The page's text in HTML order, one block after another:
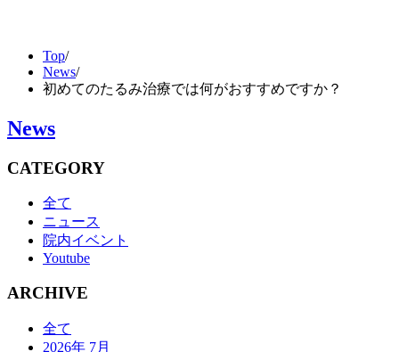
Top/
News/
初めてのたるみ治療では何がおすすめですか？
News
CATEGORY
全て
ニュース
院内イベント
Youtube
ARCHIVE
全て
2026年 7月